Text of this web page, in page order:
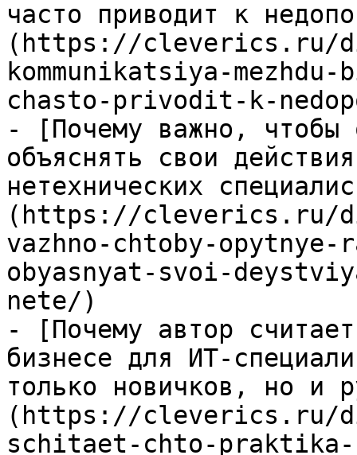
часто приводит к
(https://cleverics.ru/
kommunikatsiya-
chasto-privodit-k-
- [Почему важно, чтобы
объяснять свои
нетехнических
(https://cleverics.ru/
vazhno-chtoby-
obyasnyat-svoi-
nete/)
- [Почему автор
бизнесе для ИТ-
только новичков, но и
(https://cleverics.ru/
schitaet-chto-